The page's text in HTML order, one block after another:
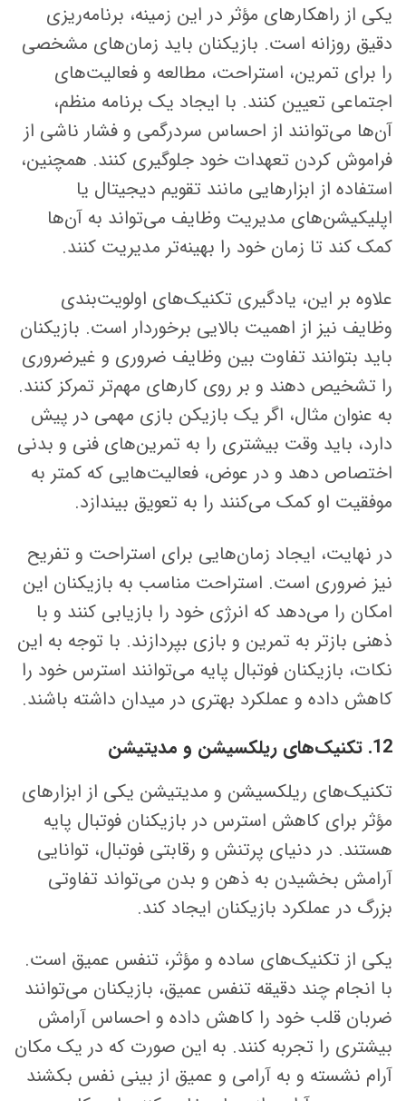
یکی از راهکارهای مؤثر در این زمینه، برنامه‌ریزی
دقیق روزانه است. بازیکنان باید زمان‌های مشخصی
را برای تمرین، استراحت، مطالعه و فعالیت‌های
اجتماعی تعیین کنند. با ایجاد یک برنامه منظم،
آن‌ها می‌توانند از احساس سردرگمی و فشار ناشی از
فراموش کردن تعهدات خود جلوگیری کنند. همچنین،
استفاده از ابزارهایی مانند تقویم دیجیتال یا
اپلیکیشن‌های مدیریت وظایف می‌تواند به آن‌ها
کمک کند تا زمان خود را بهینه‌تر مدیریت کنند.
علاوه بر این، یادگیری تکنیک‌های اولویت‌بندی
وظایف نیز از اهمیت بالایی برخوردار است. بازیکنان
باید بتوانند تفاوت بین وظایف ضروری و غیرضروری
را تشخیص دهند و بر روی کارهای مهم‌تر تمرکز کنند.
به عنوان مثال، اگر یک بازیکن بازی مهمی در پیش
دارد، باید وقت بیشتری را به تمرین‌های فنی و بدنی
اختصاص دهد و در عوض، فعالیت‌هایی که کمتر به
موفقیت او کمک می‌کنند را به تعویق بیندازد.
در نهایت، ایجاد زمان‌هایی برای استراحت و تفریح
نیز ضروری است. استراحت مناسب به بازیکنان این
امکان را می‌دهد که انرژی خود را بازیابی کنند و با
ذهنی بازتر به تمرین و بازی بپردازند. با توجه به این
نکات، بازیکنان فوتبال پایه می‌توانند استرس خود را
کاهش داده و عملکرد بهتری در میدان داشته باشند.
12. تکنیک‌های ریلکسیشن و مدیتیشن
تکنیک‌های ریلکسیشن و مدیتیشن یکی از ابزارهای
مؤثر برای کاهش استرس در بازیکنان فوتبال پایه
هستند. در دنیای پرتنش و رقابتی فوتبال، توانایی
آرامش بخشیدن به ذهن و بدن می‌تواند تفاوتی
بزرگ در عملکرد بازیکنان ایجاد کند.
یکی از تکنیک‌های ساده و مؤثر، تنفس عمیق است.
با انجام چند دقیقه تنفس عمیق، بازیکنان می‌توانند
ضربان قلب خود را کاهش داده و احساس آرامش
بیشتری را تجربه کنند. به این صورت که در یک مکان
آرام نشسته و به آرامی و عمیق از بینی نفس بکشند
برای ثبت نام در باشگاه و مدرسه فوتبال درفک البرز تماس بگیرید09193631098 رد کردن